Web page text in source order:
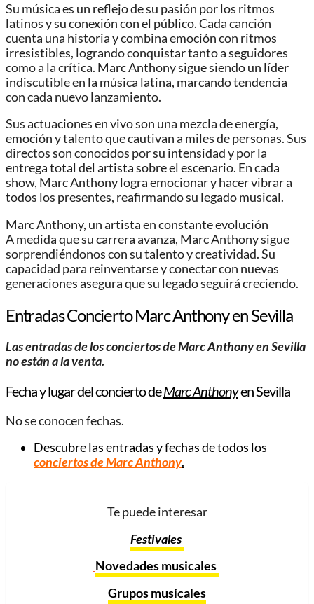
Su música es un reflejo de su pasión por los ritmos
latinos y su conexión con el público. Cada canción
cuenta una historia y combina emoción con ritmos
irresistibles, logrando conquistar tanto a seguidores
como a la crítica. Marc Anthony sigue siendo un líder
indiscutible en la música latina, marcando tendencia
con cada nuevo lanzamiento.
Sus actuaciones en vivo son una mezcla de energía,
emoción y talento que cautivan a miles de personas. Sus
directos son conocidos por su intensidad y por la
entrega total del artista sobre el escenario. En cada
show, Marc Anthony logra emocionar y hacer vibrar a
todos los presentes, reafirmando su legado musical.
Marc Anthony, un artista en constante evolución
A medida que su carrera avanza, Marc Anthony sigue
sorprendiéndonos con su talento y creatividad. Su
capacidad para reinventarse y conectar con nuevas
generaciones asegura que su legado seguirá creciendo.
Entradas Concierto Marc Anthony en Sevilla
Las entradas de los conciertos de Marc Anthony en Sevilla
no están a la venta.
Fecha y lugar del concierto deMarc Anthonyen Sevilla
No se conocen fechas.
Descubre las entradas y fechas de todos los
conciertos de Marc Anthony.
Te puede interesar
Festivales
Novedades musicales
Grupos musicales